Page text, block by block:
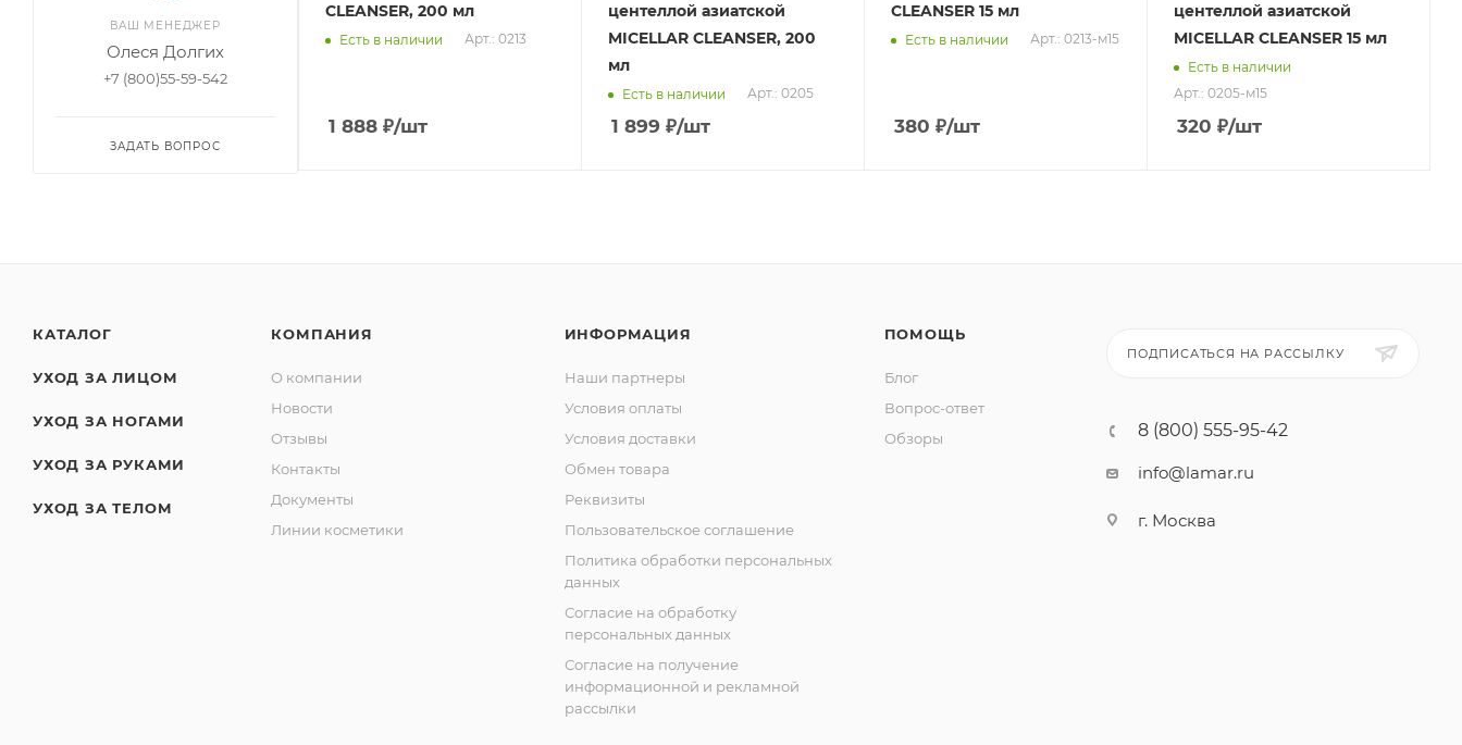
CLEANSER, 200 мл
Есть в наличии Арт.: 0213
1 888 ₽/шт
центеллой азиатской
MICELLAR CLEANSER, 200
мл
Есть в наличии Арт.: 0205
1 899 ₽/шт
CLEANSER 15 мл
Есть в наличии Арт.: 0213-м15
380 ₽/шт
центеллой азиатской
MICELLAR CLEANSER 15 мл
Есть в наличии
Арт.: 0205-м15
320 ₽/шт
ВАШ МЕНЕДЖЕР
Олеся Долгих
+7 (800)55-59-542
ЗАДАТЬ ВОПРОС
КАТАЛОГ
УХОД ЗА ЛИЦОМ
УХОД ЗА НОГАМИ
УХОД ЗА РУКАМИ
УХОД ЗА ТЕЛОМ
КОМПАНИЯ
О компании
Новости
Отзывы
Контакты
Документы
Линии косметики
ИНФОРМАЦИЯ
Наши партнеры
Условия оплаты
Условия доставки
Обмен товара
Реквизиты
Пользовательское соглашение
Политика обработки персональных
данных
Согласие на обработку
персональных данных
Согласие на получение
информационной и рекламной
рассылки
ПОМОЩЬ
Блог
Вопрос-ответ
Обзоры
ПОДПИСАТЬСЯ НА РАССЫЛКУ
8 (800) 555-95-42
info@lamar.ru
г. Москва